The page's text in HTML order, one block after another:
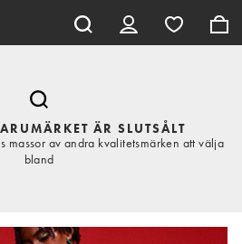
ÄR SLUTSÅLT
massor av andra kvalitetsmärken att välja
bland